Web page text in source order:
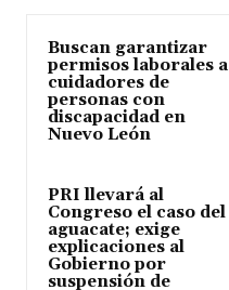
Buscan garantizar
permisos laborales a
cuidadores de
personas con
discapacidad en
Nuevo León
PRI llevará al
Congreso el caso del
aguacate; exige
explicaciones al
Gobierno por
suspensión de